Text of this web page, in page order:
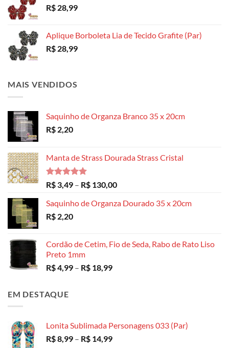
R$ 28,99
Aplique Borboleta Lia de Tecido Grafite (Par)
R$ 28,99
MAIS VENDIDOS
Saquinho de Organza Branco 35 x 20cm
R$ 2,20
Manta de Strass Dourada Strass Cristal
Avaliação
5.00
de 5
R$ 3,49 – R$ 130,00Faixa
preço:
Saquinho de Organza Dourado 35 x 20cm
R$ 2,20
Cordão de Cetim, Fio de Seda, Rabo de Rato Liso
Preto 1mm
R$4,99 – R$ 18,99Faixa
R$ 18,99
EM DESTAQUE
Lonita Sublimada Personagens 033 (Par)
R$8,99 – R$ 14,99Faixa